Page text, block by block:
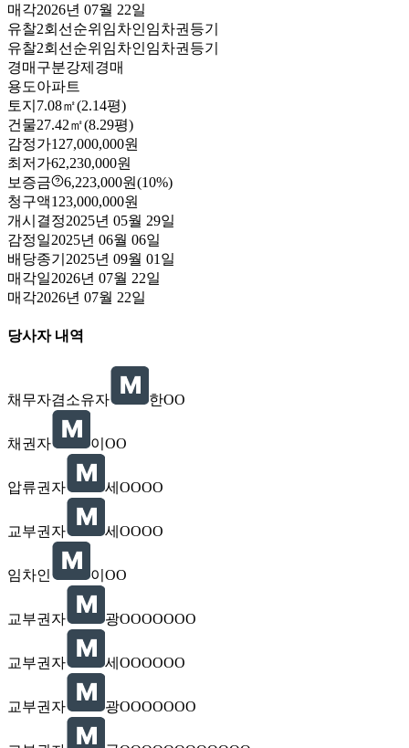
매각2026년 07월 22일
유찰2회 선순위임차인임차권등기
유찰2회 선순위임차인임차권등기
경매구분강제경매
용도아파트
토지 7.08㎡(2.14평)
건물27.42㎡(8.29평)
감정가127,000,000원
최저가62,230,000원
보증금
6,223,000원(10%)
청구액123,000,000원
개시결정2025년 05월 29일
감정일2025년 06월 06일
배당종기 2025년 09월 01일
매각일2026년 07월 22일
매각2026년 07월 22일
당사자 내역
채무자겸소유자 한OO
채권자 이OO
압류권자 세OOOO
교부권자 세OOOO
임차인 이OO
교부권자 광OOOOOOO
교부권자 세OOOOOO
교부권자 광OOOOOOO